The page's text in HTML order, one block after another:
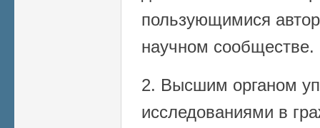
пользующимися
научном сообществе.
2. Высшим органом
исследованиями в